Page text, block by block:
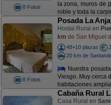
8 Fotos
la zona, muros de
roble y toda la
8 Fotos
Posada La
Hostal Rural en
km de San Miguel
48+10 plazas
20 km de
Nuestra
Viesgo. Muy cerca
habitaciones
Cabaña Rural
Casa Rural en